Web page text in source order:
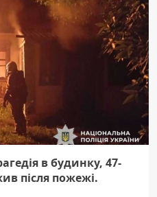
в будинку, 47-
після пожежі.